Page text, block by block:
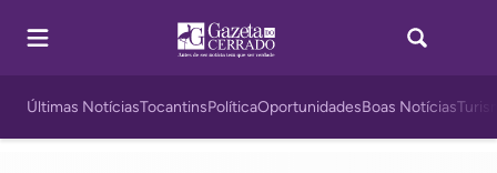
Últimas NotíciasTocantinsPolíticaOportunidadesBoas Notícias